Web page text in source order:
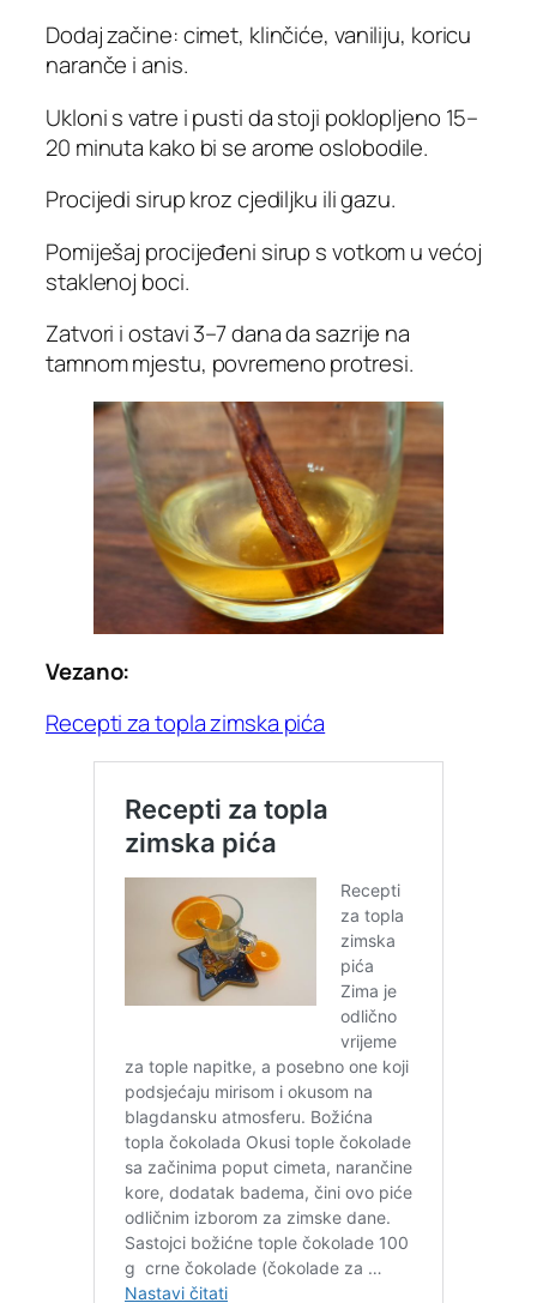
Dodaj začine: cimet, klinčiće, vaniliju, koricu
naranče i anis.
Ukloni s vatre i pusti da stoji poklopljeno 15–
20 minuta kako bi se arome oslobodile.
Procijedi sirup kroz cjediljku ili gazu.
Pomiješaj procijeđeni sirup s votkom u većoj
staklenoj boci.
Zatvori i ostavi 3–7 dana da sazrije na
tamnom mjestu, povremeno protresi.
Vezano:
Recepti za topla zimska pića